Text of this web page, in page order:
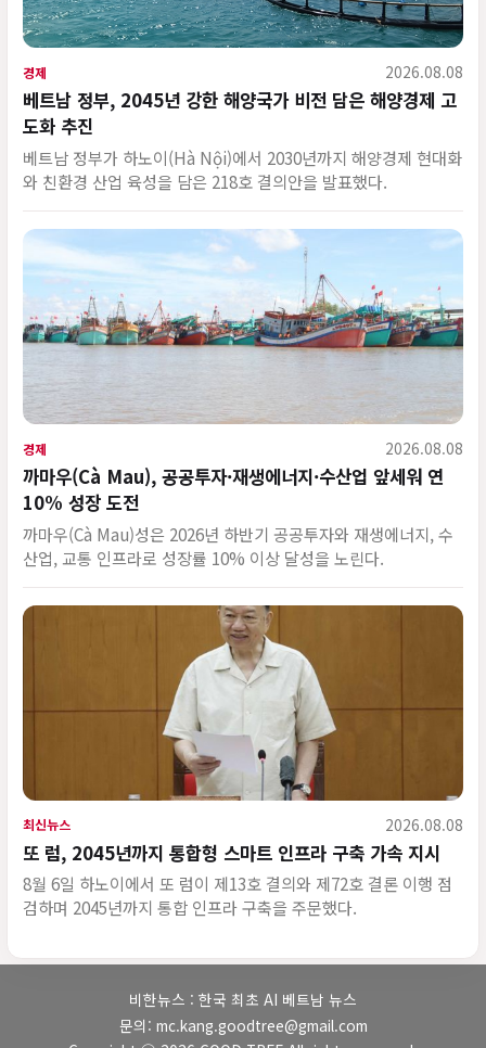
경제 2026.08.08
베트남 정부, 2045년 강한 해양국가 비전 담은 해양경제 고
도화 추진
베트남 정부가 하노이(Hà Nội)에서 2030년까지 해양경제 현대화
와 친환경 산업 육성을 담은 218호 결의안을 발표했다.
경제 2026.08.08
까마우(Cà Mau), 공공투자·재생에너지·수산업 앞세워 연
10% 성장 도전
까마우(Cà Mau)성은 2026년 하반기 공공투자와 재생에너지, 수
산업, 교통 인프라로 성장률 10% 이상 달성을 노린다.
최신뉴스 2026.08.08
또 럼, 2045년까지 통합형 스마트 인프라 구축 가속 지시
8월 6일 하노이에서 또 럼이 제13호 결의와 제72호 결론 이행 점
검하며 2045년까지 통합 인프라 구축을 주문했다.
비한뉴스 : 한국 최초 AI 베트남 뉴스
문의: mc.kang.goodtree@gmail.com